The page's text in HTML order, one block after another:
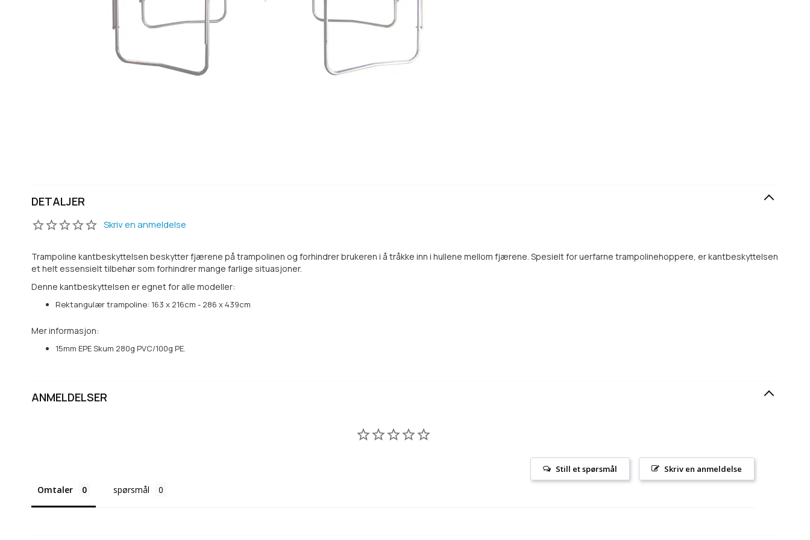
DETALJER
Skriv en anmeldelse
Trampoline kantbeskyttelsen beskytter fjærene på trampolinen og forhindrer brukeren i å tråkke inn i hullene mellom fjærene. Spesielt for uerfarne trampolinehoppere, er kantbeskyttelsen
et helt essensielt tilbehør som forhindrer mange farlige situasjoner.
Denne kantbeskyttelsen er egnet for alle modeller:
Rektangulær trampoline: 163 x 216cm - 286 x 439cm
Mer informasjon:
15mm EPE Skum 280g PVC/100g PE.
ANMELDELSER
Skriv en anmeldelse
Still et spørsmål
Omtaler spørsmål